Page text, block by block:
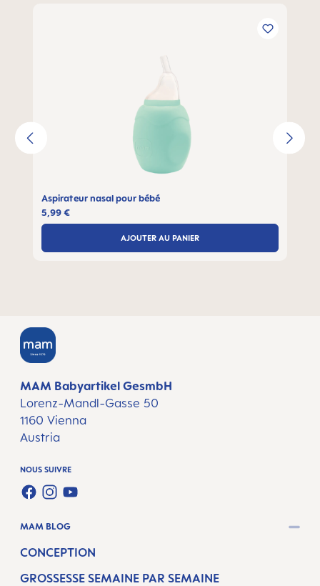
Aspirateur nasal pour bébé
5,99 €
AJOUTER AU PANIER
MAM Babyartikel GesmbH
Lorenz-Mandl-Gasse 50
1160 Vienna
Austria
NOUS SUIVRE
FACEBOOK
INSTAGRAM
YOUTUBE
MAM BLOG
CONCEPTION
GROSSESSE SEMAINE PAR SEMAINE